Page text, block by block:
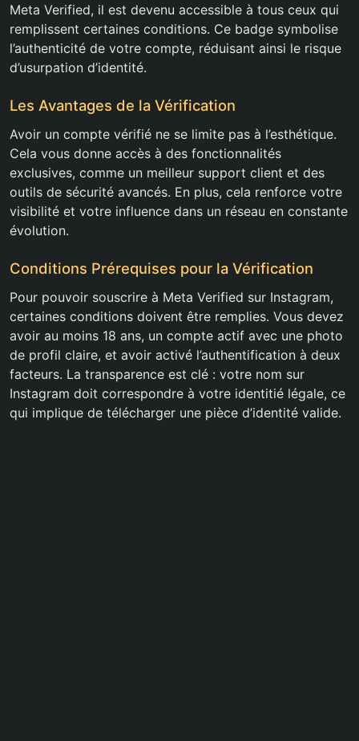
Meta Verified, il est devenu accessible à tous ceux qui
remplissent certaines conditions. Ce badge symbolise
l’authenticité de votre compte, réduisant ainsi le risque
d’usurpation d’identité.
Les Avantages de la Vérification
Avoir un compte vérifié ne se limite pas à l’esthétique.
Cela vous donne accès à des fonctionnalités
exclusives, comme un meilleur support client et des
outils de sécurité avancés. En plus, cela renforce votre
visibilité et votre influence dans un réseau en constante
évolution.
Conditions Prérequises pour la Vérification
Pour pouvoir souscrire à Meta Verified sur Instagram,
certaines conditions doivent être remplies. Vous devez
avoir au moins 18 ans, un compte actif avec une photo
de profil claire, et avoir activé l’authentification à deux
facteurs. La transparence est clé : votre nom sur
Instagram doit correspondre à votre identitié légale, ce
qui implique de télécharger une pièce d’identité valide.